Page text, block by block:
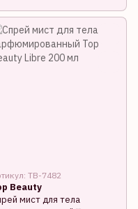
TB-7482
Beauty
мист для тела